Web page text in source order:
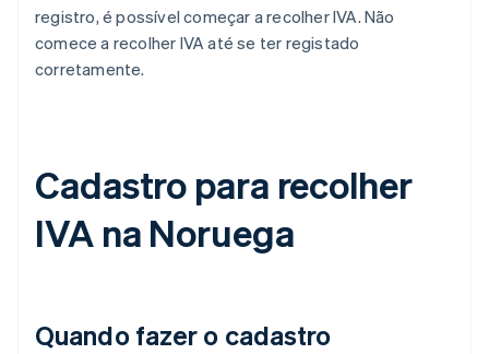
registro, é possível começar a recolher IVA. Não
comece a recolher IVA até se ter registado
corretamente.
Cadastro para recolher
IVA na Noruega
Quando fazer o cadastro